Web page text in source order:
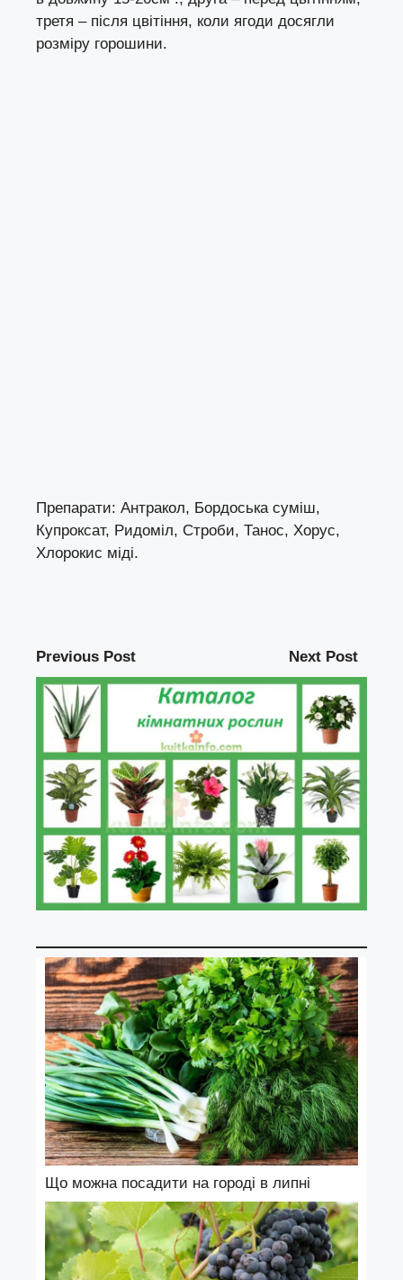
третя – після цвітіння, коли ягоди досягли
розміру горошини.
Препарати: Антракол, Бордоська суміш,
Купроксат, Ридоміл, Строби, Танос, Хорус,
Хлорокис міді.
Previous Post Next Post
Що можна посадити на городі в липні